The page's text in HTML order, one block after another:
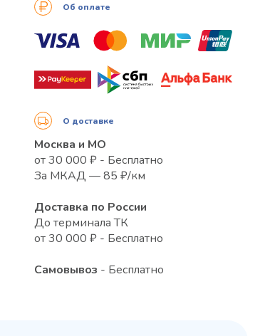
Об оплате
О доставке
Москва и МО
от 30 000 ₽ - Бесплатно
За МКАД — 85 ₽/км
Доставка по России
До терминала ТК
от 30 000 ₽ - Бесплатно
Самовывоз - Бесплатно